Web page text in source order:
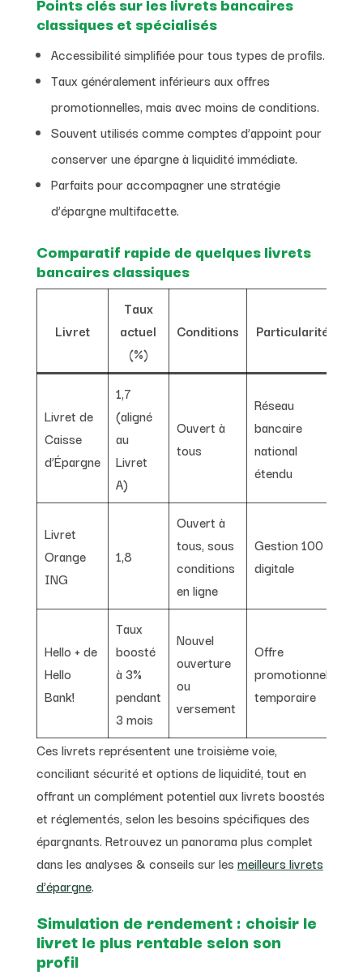
classiques et spécialisés
Accessibilité simplifiée pour tous types de profils.
Taux généralement inférieurs aux offres
promotionnelles, mais avec moins de conditions.
Souvent utilisés comme comptes d’appoint pour
conserver une épargne à liquidité immédiate.
Parfaits pour accompagner une stratégie
d’épargne multifacette.
Comparatif rapide de quelques livrets
bancaires classiques
Livret
Taux
actuel
(%)
Conditions Particularités
Livret de
Caisse
d’Épargne
1,7
(aligné
au
Livret
A)
Ouvert à
tous
Réseau
bancaire
national
étendu
Livret
Orange
ING
1,8
Ouvert à
tous, sous
conditions
en ligne
Gestion 100 %
digitale
Hello + de
Hello
Bank!
Taux
boosté
à 3%
pendant
3 mois
Nouvel
ouverture
ou
versement
Offre
promotionnelle
temporaire
Ces livrets représentent une troisième voie,
conciliant sécurité et options de liquidité, tout en
offrant un complément potentiel aux livrets boostés
et réglementés, selon les besoins spécifiques des
épargnants. Retrouvez un panorama plus complet
dans les analyses & conseils sur les meilleurs livrets
d’épargne.
Simulation de rendement : choisir le
livret le plus rentable selon son
profil